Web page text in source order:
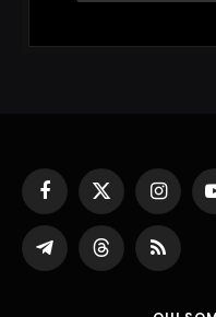
Facebook
X
(Twitter)
Partager
sur
ThreadsRSS